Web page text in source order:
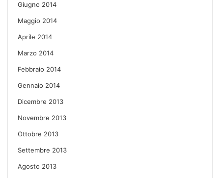
Giugno 2014
Maggio 2014
Aprile 2014
Marzo 2014
Febbraio 2014
Gennaio 2014
Dicembre 2013
Novembre 2013
Ottobre 2013
Settembre 2013
Agosto 2013